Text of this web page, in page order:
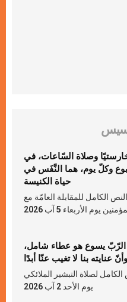
وصلاة السّاعات، في
وكلّ يوم، هما النَّفَس في
حياة الكنيسة
النص الكامل للمقابلة العامّة مع
يوم الأربعاء 5 آب 2026
يسوع هو عطاء شامل،
وأنّ عنايته بنا لا تغيب عنّا أبدًا
الكامل لصلاة التبشير الملائكي
يوم الأحد 2 آب 2026